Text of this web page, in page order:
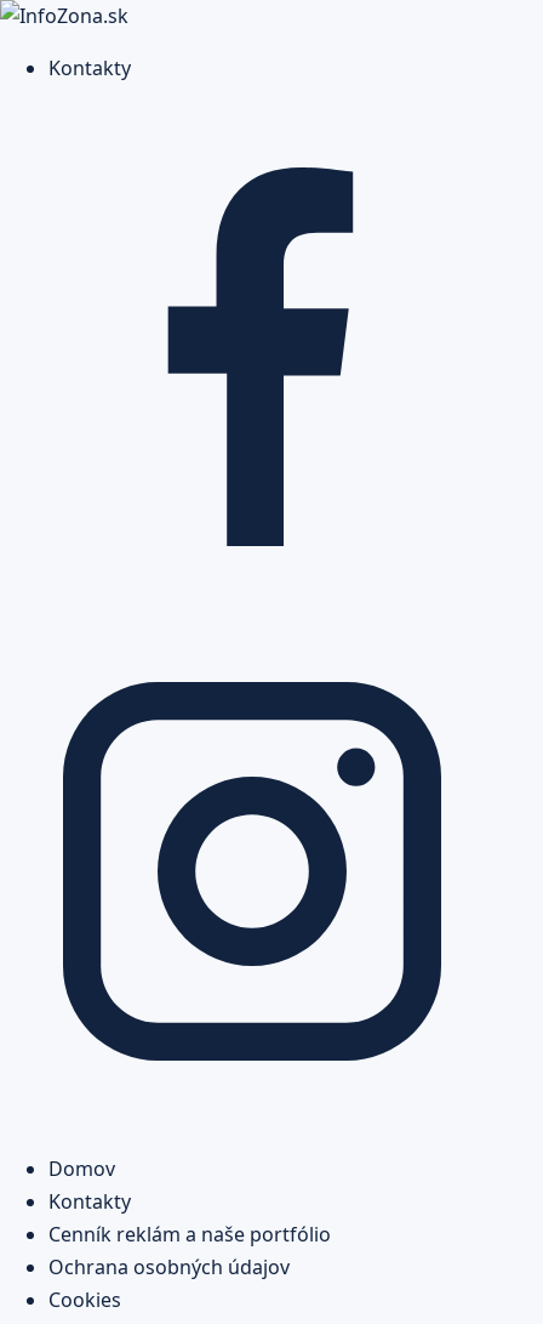
Kontakty
Domov
Kontakty
Cenník reklám a naše portfólio
Ochrana osobných údajov
Cookies